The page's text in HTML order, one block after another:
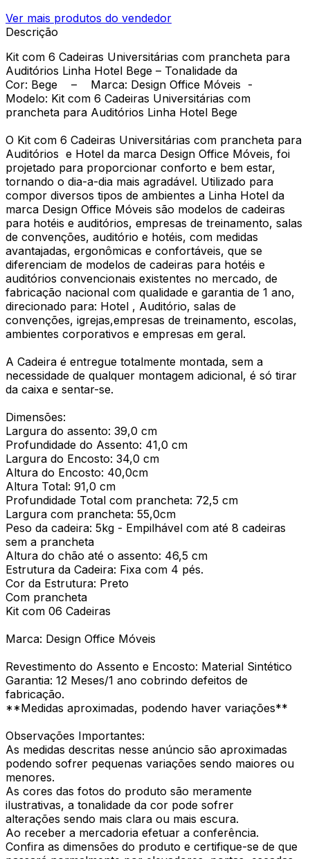
Ver mais produtos do vendedor
Descrição
Kit com 6 Cadeiras Universitárias com prancheta para
Auditórios Linha Hotel Bege – Tonalidade da
Cor: Bege – Marca: Design Office Móveis -
Modelo: Kit com 6 Cadeiras Universitárias com
prancheta para Auditórios Linha Hotel Bege
O Kit com 6 Cadeiras Universitárias com prancheta para
Auditórios e Hotel da marca Design Office Móveis, foi
projetado para proporcionar conforto e bem estar,
tornando o dia-a-dia mais agradável. Utilizado para
compor diversos tipos de ambientes a Linha Hotel da
marca Design Office Móveis são modelos de cadeiras
para hotéis e auditórios, empresas de treinamento, salas
de convenções, auditório e hotéis, com medidas
avantajadas, ergonômicas e confortáveis, que se
diferenciam de modelos de cadeiras para hotéis e
auditórios convencionais existentes no mercado, de
fabricação nacional com qualidade e garantia de 1 ano,
direcionado para: Hotel , Auditório, salas de
convenções, igrejas,empresas de treinamento, escolas,
ambientes corporativos e empresas em geral.
A Cadeira é entregue totalmente montada, sem a
necessidade de qualquer montagem adicional, é só tirar
da caixa e sentar-se.
Dimensões:
Largura do assento: 39,0 cm
Profundidade do Assento: 41,0 cm
Largura do Encosto: 34,0 cm
Altura do Encosto: 40,0cm
Altura Total: 91,0 cm
Profundidade Total com prancheta: 72,5 cm
Largura com prancheta: 55,0cm
Peso da cadeira: 5kg - Empilhável com até 8 cadeiras
sem a prancheta
Altura do chão até o assento: 46,5 cm
Estrutura da Cadeira: Fixa com 4 pés.
Cor da Estrutura: Preto
Com prancheta
Kit com 06 Cadeiras
Marca: Design Office Móveis
Revestimento do Assento e Encosto: Material Sintético
Garantia: 12 Meses/1 ano cobrindo defeitos de
fabricação.
**Medidas aproximadas, podendo haver variações**
Observações Importantes:
As medidas descritas nesse anúncio são aproximadas
podendo sofrer pequenas variações sendo maiores ou
menores.
As cores das fotos do produto são meramente
ilustrativas, a tonalidade da cor pode sofrer
alterações sendo mais clara ou mais escura.
Ao receber a mercadoria efetuar a conferência.
Confira as dimensões do produto e certifique-se de que